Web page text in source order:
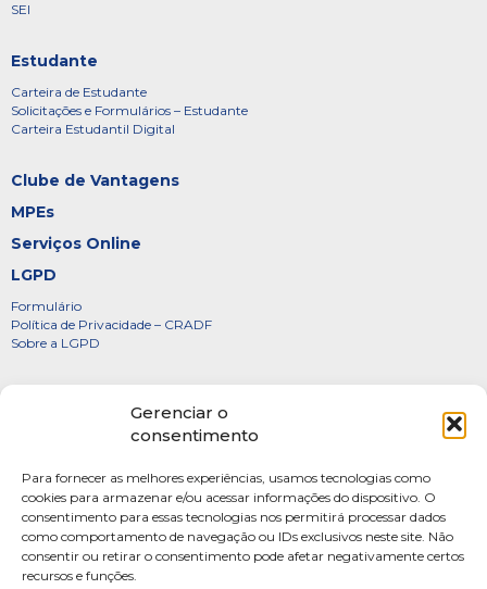
Gerenciar o
consentimento
Para fornecer as melhores experiências, usamos tecnologias como
cookies para armazenar e/ou acessar informações do dispositivo. O
consentimento para essas tecnologias nos permitirá processar dados
como comportamento de navegação ou IDs exclusivos neste site. Não
consentir ou retirar o consentimento pode afetar negativamente certos
recursos e funções.
SEI
Estudante
Carteira de Estudante
Solicitações e Formulários – Estudante
Carteira Estudantil Digital
Clube de Vantagens
MPEs
Serviços Online
LGPD
Formulário
Política de Privacidade – CRADF
Sobre a LGPD
Diretoria
FOTOS
Webmail
Artigos